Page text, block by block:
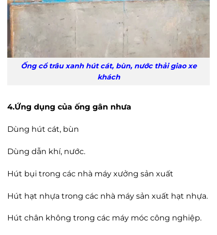
Ống cổ trâu xanh hút cát, bùn, nước thải giao xe
khách
4.Ứng dụng của ống gân nhưa
Dùng hút cát, bùn
Dùng dẫn khí, nước.
Hút bụi trong các nhà máy xưởng sản xuất
Hút hạt nhựa trong các nhà máy sản xuất hạt nhựa.
Hút chân không trong các máy móc công nghiệp.